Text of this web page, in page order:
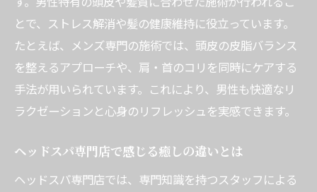
向
快適さを追求したヘッドスパの最新トレン
ド
業務用ヘッドスパ機器で感じる快適施術の
魅力
工夫
とで、ストレス解消や髪の健康維持に役立っています。
たとえば、メンズ専門の施術では、頭皮の皮脂バランス
を整えるアプローチや、肩・首のコリを同時にケアする
手法が用いられています。これにより、男性も快適なリ
ラクゼーションと心身のリフレッシュを実感できます。
ヘッドスパ専門店で感じる癒しの違いとは
ヘッドスパ専門店では、専門知識を持つスタッフによる